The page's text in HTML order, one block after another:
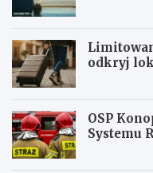
odkryj
OSP
Systemu